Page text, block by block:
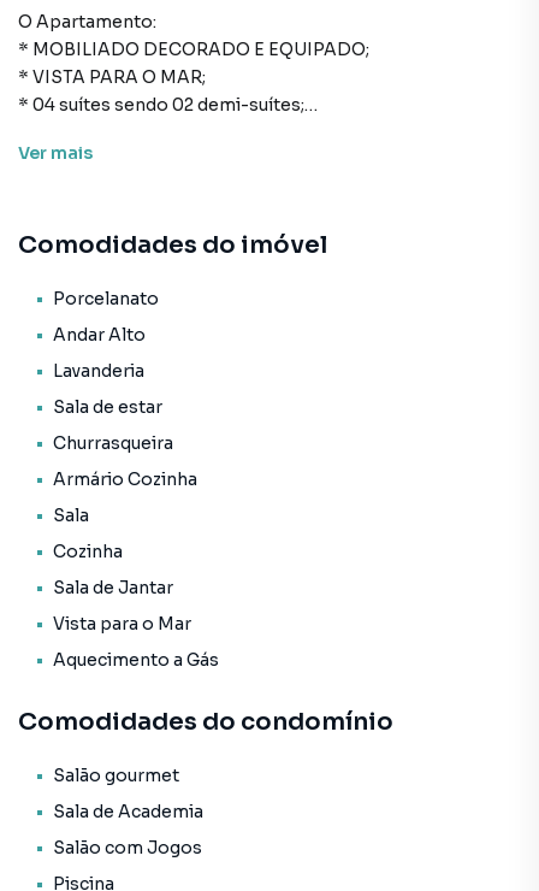
O Apartamento:
* MOBILIADO DECORADO E EQUIPADO;
* VISTA PARA O MAR;
* 04 suítes sendo 02 demi-suítes;
* 156m² de área privativa;
* Lavabo;
* Sala de jantar;
* Churrasqueira;
* Ar Condicionado;
* Armário Embutido;
* Circuito Tv;
* Interfone;
* Porcelanato;
* Aquecimento á Gás;
* Armário Cozinha;
* Internet.
* Academia;
* Espaço gourmet;
* Heliponto;
* Internet;
* Piscina adulta;
Ver mais
Comodidades do imóvel
Porcelanato
Andar Alto
Lavanderia
Sala de estar
Churrasqueira
Armário Cozinha
Sala
Cozinha
Sala de Jantar
Vista para o Mar
Aquecimento a Gás
Comodidades do condomínio
Salão gourmet
Sala de Academia
Salão com Jogos
Piscina